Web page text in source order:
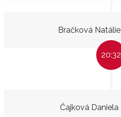
Bračková Natálie
20:32
Čajková Daniela